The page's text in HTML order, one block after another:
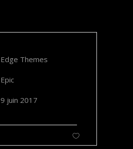
Edge Themes
Epic
9 juin 2017